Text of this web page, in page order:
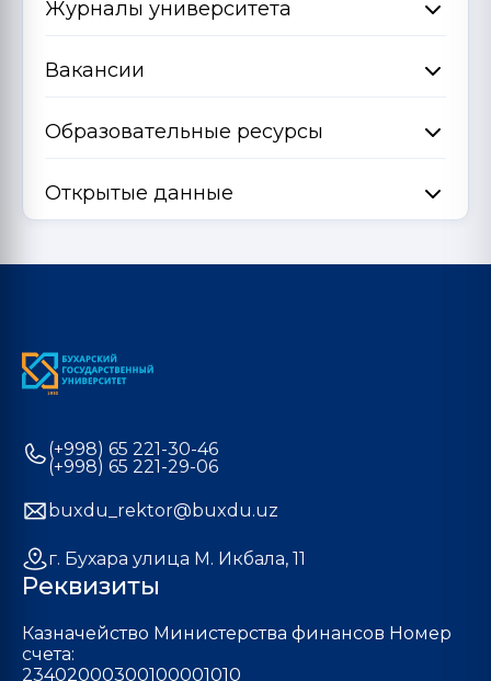
Журналы университета
Вакансии
Образовательные ресурсы
Открытые данные
(+998) 65 221-30-46
(+998) 65 221-29-06
buxdu_rektor@buxdu.uz
г. Бухара улица М. Икбала, 11
Реквизиты
Казначейство Министерства финансов Номер
счета:
23402000300100001010